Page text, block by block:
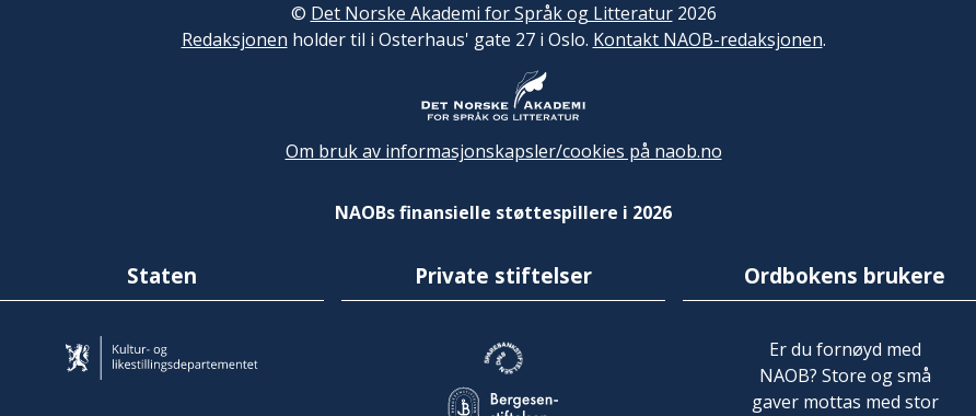
© Det Norske Akademi for Språk og Litteratur2026
Redaksjonen holder til i Osterhaus' gate 27 i Oslo. Kontakt NAOB-redaksjonen.
Om bruk av informasjonskapsler/cookies på naob.no
NAOBs finansielle støttespillere i 2026
Staten Private stiftelser Ordbokens brukere
Er du fornøyd med
NAOB? Store og små
gaver mottas med stor